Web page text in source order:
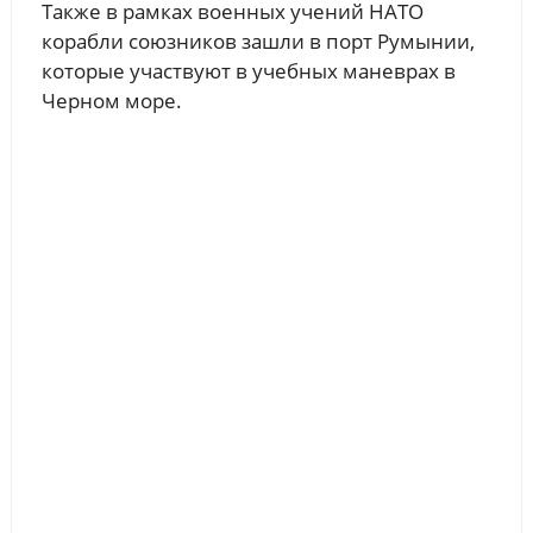
Также в рамках военных учений НАТО
корабли союзников зашли в порт Румынии,
которые участвуют в учебных маневрах в
Черном море.